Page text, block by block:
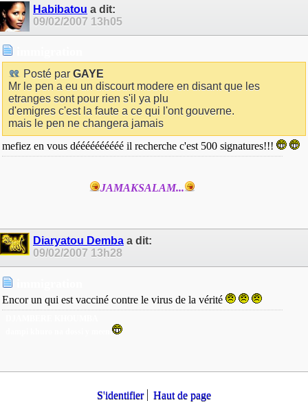
Habibatou a dit:
09/02/2007 13h05
Posté par GAYE
Mr le pen a eu un discourt modere en disant que les
etranges sont pour rien s'il ya plu
d'emigres c'est la faute a ce qui l'ont gouverne.
mais le pen ne changera jamais
mefiez en vous déééééééééé il recherche c'est 500 signatures!!!
JAMAKSALAM...
Diaryatou Demba a dit:
09/02/2007 13h28
Encor un qui est vacciné contre le virus de la vérité
S'identifier Haut de page